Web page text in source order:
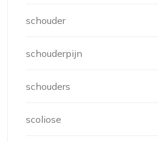
schouder
schouderpijn
schouders
scoliose